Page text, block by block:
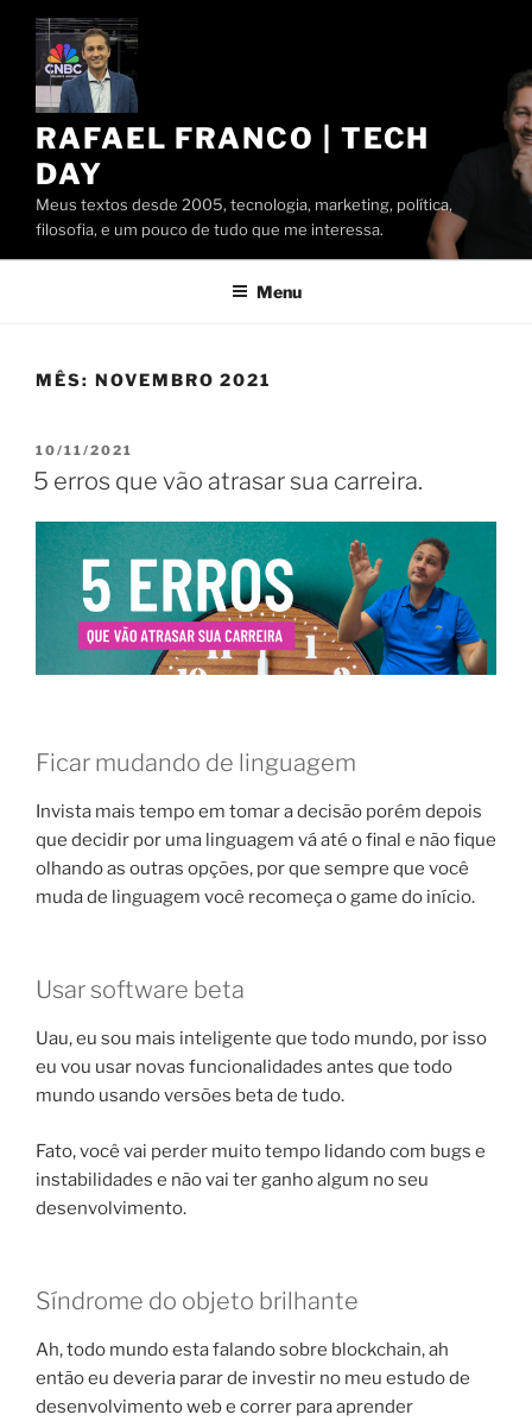
Pular
conteúdo
RAFAEL FRANCO | TECH
DAY
Meus textos desde 2005, tecnologia, marketing, política,
filosofia, e um pouco de tudo que me interessa.
Menu
MÊS: NOVEMBRO 2021
PUBLICADO
EM
10/11/2021
5 erros que vão atrasar sua carreira.
Ficar mudando de linguagem
Invista mais tempo em tomar a decisão porém depois
que decidir por uma linguagem vá até o final e não fique
olhando as outras opções, por que sempre que você
muda de linguagem você recomeça o game do início.
Usar software beta
Uau, eu sou mais inteligente que todo mundo, por isso
eu vou usar novas funcionalidades antes que todo
mundo usando versões beta de tudo.
Fato, você vai perder muito tempo lidando com bugs e
instabilidades e não vai ter ganho algum no seu
desenvolvimento.
Síndrome do objeto brilhante
Ah, todo mundo esta falando sobre blockchain, ah
então eu deveria parar de investir no meu estudo de
desenvolvimento web e correr para aprender